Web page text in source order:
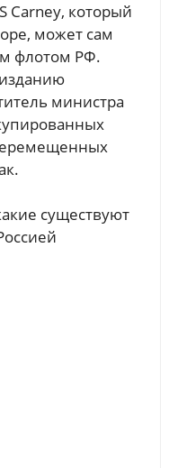
Carney, который
может сам
флотом РФ.
министра
существуют